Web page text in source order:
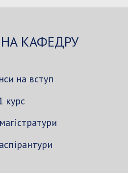
КАФЕДРУ
на вступ
курс